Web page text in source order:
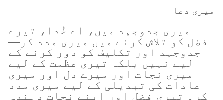
میری دعا
میری جدوجہد میں، اے خُدا، تیرے
فضل کو تلاش کرنے میں میری مدد کر—
جدوجہد اور تکلیف کو دور کرنے کے
لیے نہیں بلکہ تیری عظمت کے لیے
میری نجات اور میرے دل اور میری
عادات کی تبدیلی کے لیے میری مدد
کر۔ تیری فضل اور اپنے نجات دہندہ